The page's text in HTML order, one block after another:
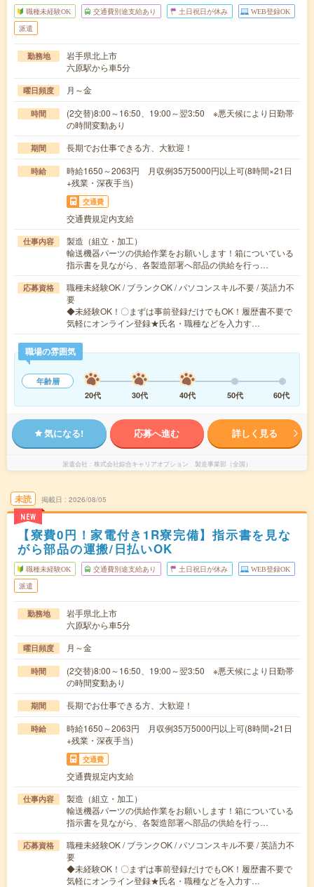
職種未経験OK 交通費別途支給あり 土日祝日が休み WEB登録OK
派遣
勤務地
岩手県北上市
六原駅から車5分
曜日頻度 月～金
時間
(2交替)8:00～16:50、19:00～翌3:50 ※悪天候により日勤帯
の時間変動あり
期間 長期でお仕事できる方、大歓迎！
時給
時給1650～2063円 月収例35万5000円以上可(8時間×21日
+残業・深夜手当)
交通費
交通費規定内支給
仕事内容
製造（組立・加工）
輸送機器パーツの供給作業をお願いします！箱についている
指示書を見ながら、各製造部署へ部品の供給を行っ…
応募資格
職種未経験OK / ブランクOK / パソコンスキル不要 / 英語力不
要
◆未経験OK！〇まずは事前登録だけでもOK！履歴書不要で
気軽にオンライン登録★氏名・職種などを入力す…
職場の雰囲気
年齢層
20代
30代 40代 50代 60代
気になる! 応募へ進む 詳しく見る
派遣会社 株式会社綜合キャリアオプション 製造事業部（全国）
未読
NEW
掲載日 2026/08/05
【寮費0円！家電付き1R寮完備】指示書を見な
がら部品の運搬/日払いOK
職種未経験OK 交通費別途支給あり 土日祝日が休み WEB登録OK
派遣
勤務地
岩手県北上市
六原駅から車5分
曜日頻度 月～金
時間
(2交替)8:00～16:50、19:00～翌3:50 ※悪天候により日勤帯
の時間変動あり
期間 長期でお仕事できる方、大歓迎！
時給
時給1650～2063円 月収例35万5000円以上可(8時間×21日
+残業・深夜手当)
交通費
交通費規定内支給
仕事内容
製造（組立・加工）
輸送機器パーツの供給作業をお願いします！箱についている
指示書を見ながら、各製造部署へ部品の供給を行っ…
応募資格
職種未経験OK / ブランクOK / パソコンスキル不要 / 英語力不
要
◆未経験OK！〇まずは事前登録だけでもOK！履歴書不要で
気軽にオンライン登録★氏名・職種などを入力す…